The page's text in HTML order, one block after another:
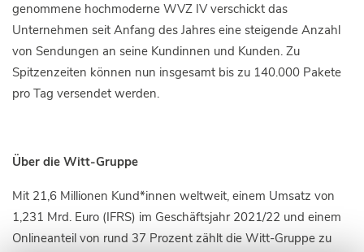
genommene hochmoderne WVZ IV verschickt das
Unternehmen seit Anfang des Jahres eine steigende Anzahl
von Sendungen an seine Kundinnen und Kunden. Zu
Spitzenzeiten können nun insgesamt bis zu 140.000 Pakete
pro Tag versendet werden.
Über die Witt-Gruppe
Mit 21,6 Millionen Kund*innen weltweit, einem Umsatz von
1,231 Mrd. Euro (IFRS) im Geschäftsjahr 2021/22 und einem
Onlineanteil von rund 37 Prozent zählt die Witt-Gruppe zu